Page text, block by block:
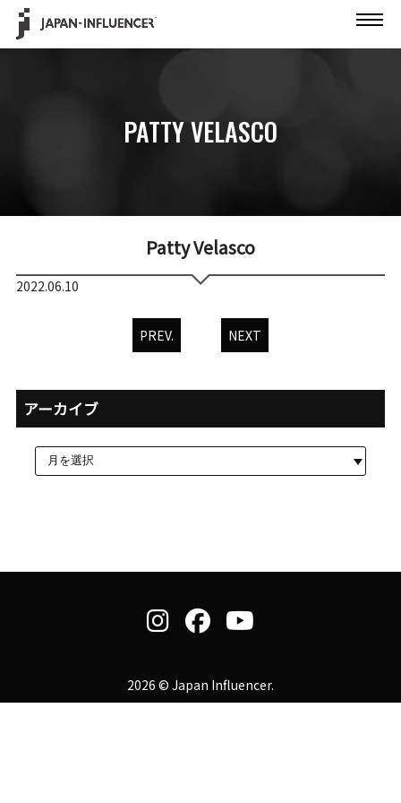
PATTY VELASCO
Patty Velasco
2022.06.10
PREV. NEXT
アーカイブ
2026 © Japan Influencer.